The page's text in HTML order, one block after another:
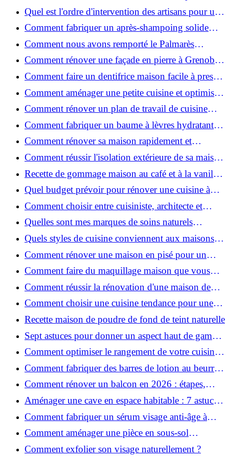
travaux de rénovation ?
Quel est l'ordre d'intervention des artisans pour une
rénovation ?
Comment fabriquer un après-shampoing solide
naturel pour cheveux ?
Comment nous avons remporté le Palmarès
(Ré)HABITER 2025 : les coulisses du projet primé
?
Comment rénover une façade en pierre à Grenoble
: techniques, coûts et conseils
Comment faire un dentifrice maison facile à presser
?
Comment aménager une petite cuisine et optimiser
chaque centimètre carré ?
Comment rénover un plan de travail de cuisine
facilement : guide étape par étape
Comment fabriquer un baume à lèvres hydratant et
naturel au suif ?
Comment rénover sa maison rapidement et
efficacement ?
Comment réussir l'isolation extérieure de sa maison
pour une rénovation performante et durable ?
Recette de gommage maison au café et à la vanille
pour une peau douce
Quel budget prévoir pour rénover une cuisine à
Voiron en 2026 : coûts et aides locales ?
Comment choisir entre cuisiniste, architecte et
contractant général à Voiron ?
Quelles sont mes marques de soins naturels
préférées ?
Quels styles de cuisine conviennent aux maisons et
appartements du Voironnais ?
Comment rénover une maison en pisé pour un
habitat sain et performant ?
Comment faire du maquillage maison que vous
utiliserez vraiment ?
Comment réussir la rénovation d'une maison de
ville en 2026 ?
Comment choisir une cuisine tendance pour une
rénovation en 2026 ?
Recette maison de poudre de fond de teint naturelle
Sept astuces pour donner un aspect haut de gamme
à votre cuisine
Comment optimiser le rangement de votre cuisine
et gagner de la place ?
Comment fabriquer des barres de lotion au beurre
de karité ?
Comment rénover un balcon en 2026 : étapes,
budget et matériaux ?
Aménager une cave en espace habitable : 7 astuces
essentielles
Comment fabriquer un sérum visage anti-âge à
l'huile de rose musquée ?
Comment aménager une pièce en sous-sol
efficacement ?
Comment exfolier son visage naturellement ?